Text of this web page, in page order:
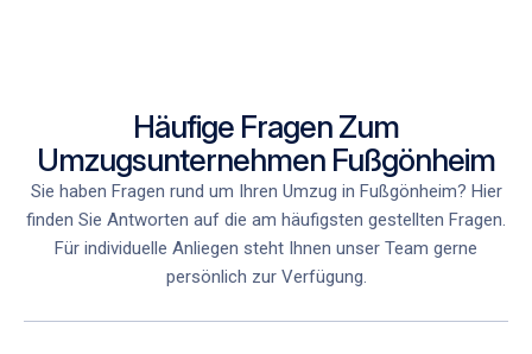
Häufige Fragen Zum
Umzugsunternehmen Fußgönheim
Sie haben Fragen rund um Ihren Umzug in Fußgönheim? Hier
finden Sie Antworten auf die am häufigsten gestellten Fragen.
Für individuelle Anliegen steht Ihnen unser Team gerne
persönlich zur Verfügung.